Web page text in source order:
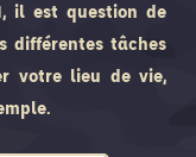
il est question de
différentes tâches
votre lieu de vie,